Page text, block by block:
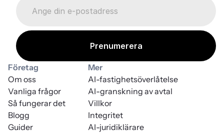
Företag
Om oss
Vanliga frågor
Så fungerar det
Blogg
Guider
Mer
Villkor
AI-granskning av avtal
AI-juridiklärare
Integritet
AI-fastighetsöverlåtelse